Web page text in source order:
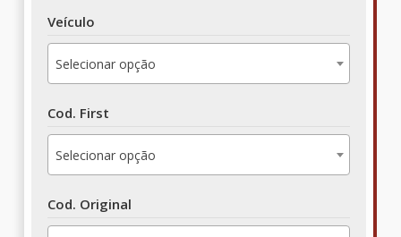
Veículo
Selecionar opção
Cod. First
Selecionar opção
Cod. Original